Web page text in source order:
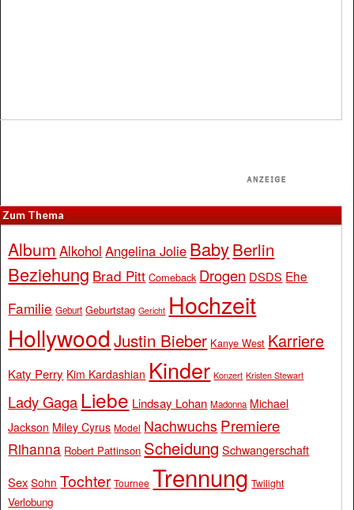
Zum Thema
Album Alkohol Angelina Jolie BabyBerlin
Beziehung Brad Pitt Comeback Drogen DSDS Ehe
Familie Geburt Geburtstag Gericht Hochzeit
Hollywood Justin Bieber Kanye West Karriere
Katy Perry Kim Kardashian Kinder Konzert Kristen Stewart
Lady Gaga Liebe Lindsay Lohan Madonna Michael
Jackson Miley Cyrus Model Nachwuchs Premiere
Rihanna Robert Pattinson Scheidung Schwangerschaft
Sex Sohn Tochter Tournee Trennung Twilight
Verlobung